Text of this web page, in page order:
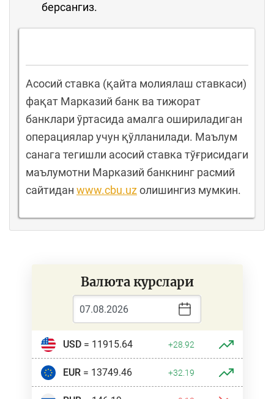
берсангиз.
Асосий ставка (қайта молиялаш ставкаси)
фақат Марказий банк ва тижорат
банклари ўртасида амалга ошириладиган
операциялар учун қўлланилади. Маълум
санага тегишли асосий ставка тўғрисидаги
маълумотни Марказий банкнинг расмий
сайтидан www.cbu.uzолишингиз мумкин.
Валюта курслари
USD= 11915.64 +28.92
EUR= 13749.46 +32.19